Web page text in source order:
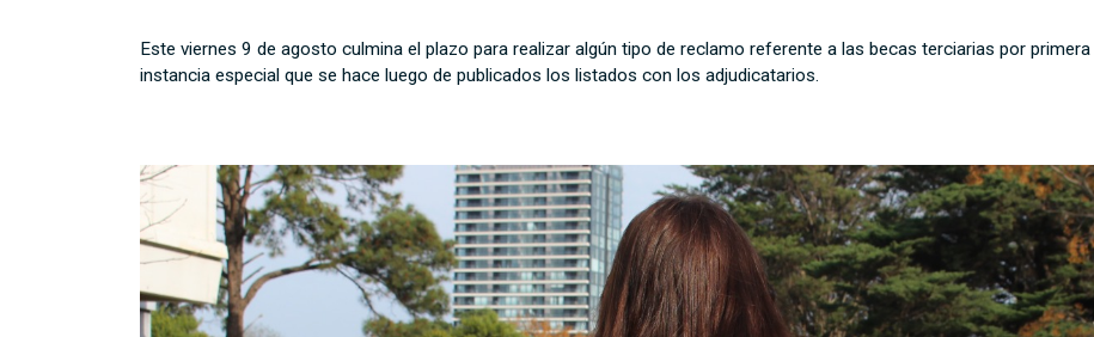
Este viernes 9 de agosto culmina el plazo para realizar algún tipo de reclamo referente a las becas terciarias por
instancia especial que se hace luego de publicados los listados con los adjudicatarios.